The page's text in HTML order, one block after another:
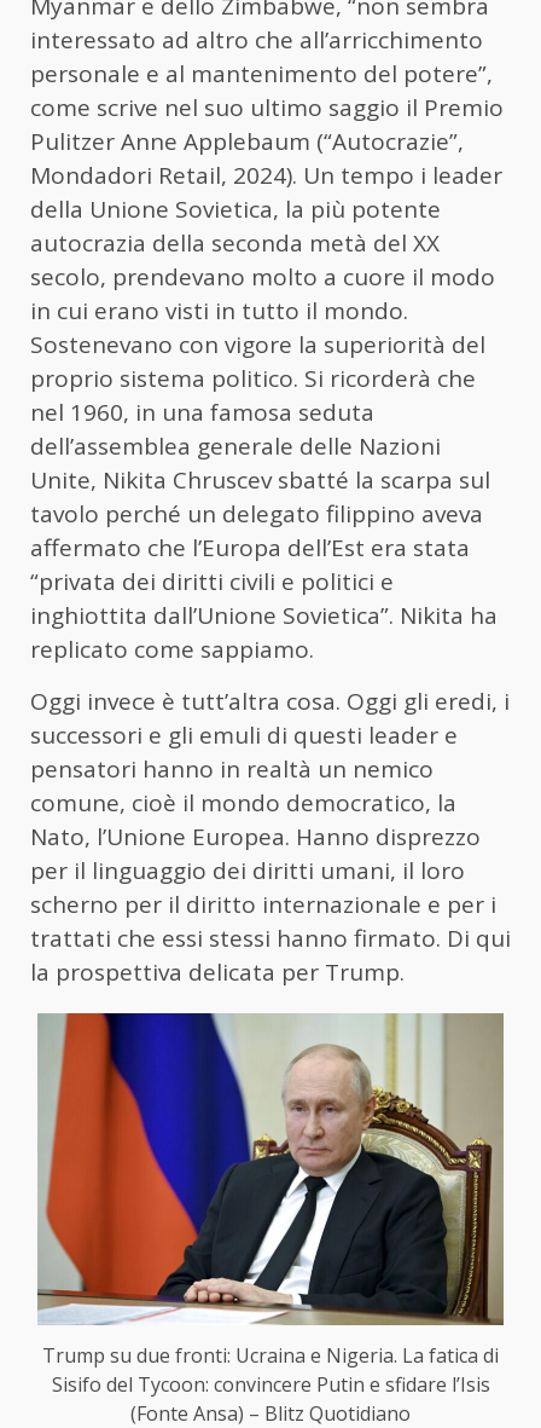
Myanmar e dello Zimbabwe, “non sembra
interessato ad altro che all’arricchimento
personale e al mantenimento del potere”,
come scrive nel suo ultimo saggio il Premio
Pulitzer Anne Applebaum (“Autocrazie”,
Mondadori Retail, 2024). Un tempo i leader
della Unione Sovietica, la più potente
autocrazia della seconda metà del XX
secolo, prendevano molto a cuore il modo
in cui erano visti in tutto il mondo.
Sostenevano con vigore la superiorità del
proprio sistema politico. Si ricorderà che
nel 1960, in una famosa seduta
dell’assemblea generale delle Nazioni
Unite, Nikita Chruscev sbatté la scarpa sul
tavolo perché un delegato filippino aveva
affermato che l’Europa dell’Est era stata
“privata dei diritti civili e politici e
inghiottita dall’Unione Sovietica”. Nikita ha
replicato come sappiamo.
Oggi invece è tutt’altra cosa. Oggi gli eredi, i
successori e gli emuli di questi leader e
pensatori hanno in realtà un nemico
comune, cioè il mondo democratico, la
Nato, l’Unione Europea. Hanno disprezzo
per il linguaggio dei diritti umani, il loro
scherno per il diritto internazionale e per i
trattati che essi stessi hanno firmato. Di qui
la prospettiva delicata per Trump.
Trump su due fronti: Ucraina e Nigeria. La fatica di
Sisifo del Tycoon: convincere Putin e sfidare l’Isis
(Fonte Ansa) – Blitz Quotidiano